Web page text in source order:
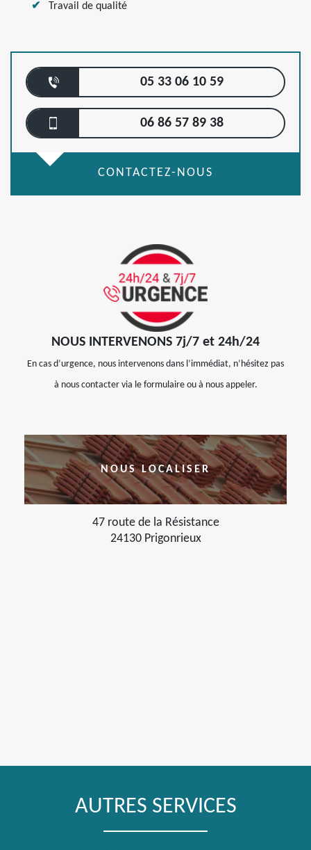
Travail de qualité
05 33 06 10 59
06 86 57 89 38
CONTACTEZ-NOUS
NOUS INTERVENONS 7j/7 et 24h/24
En cas d’urgence, nous intervenons dans l’immédiat, n’hésitez pas
à nous contacter via le formulaire ou à nous appeler.
NOUS LOCALISER
47 route de la Résistance
24130 Prigonrieux
AUTRES SERVICES